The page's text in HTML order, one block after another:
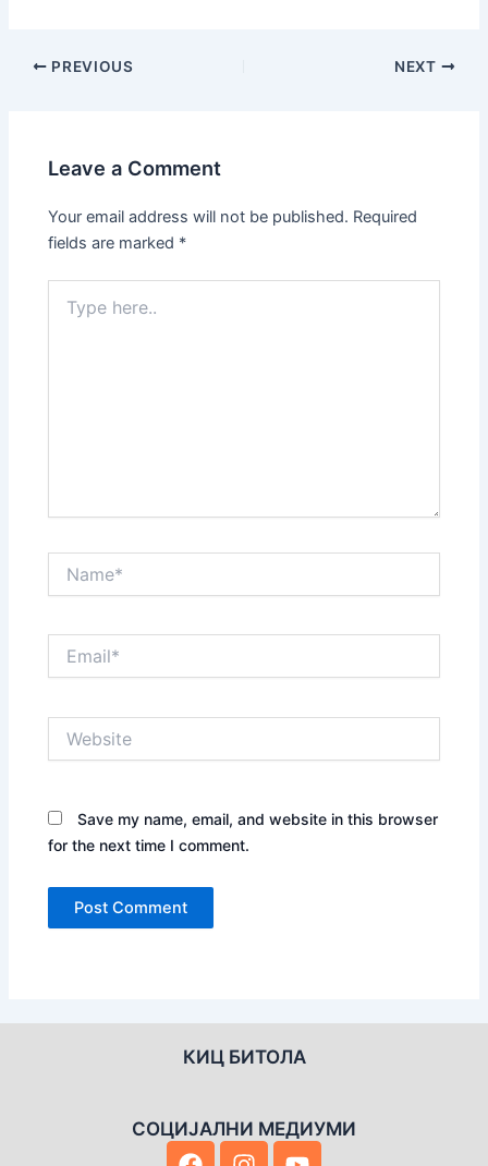
PREVIOUS NEXT
Leave a Comment
Your email address will not be published. Required
fields are marked *
here..
Save my name, email, and website in this browser
for the next time I comment.
КИЦ БИТОЛА
СОЦИЈАЛНИ МЕДИУМИ
F
I
Y